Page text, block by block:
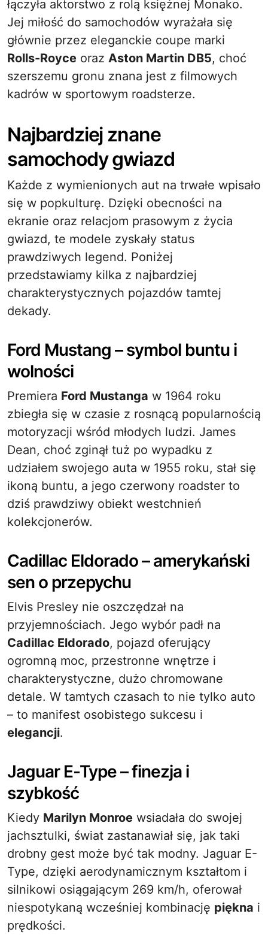
łączyła aktorstwo z rolą księżnej Monako.
Jej miłość do samochodów wyrażała się
głównie przez eleganckie coupe marki
Rolls-Royce oraz Aston Martin DB5, choć
szerszemu gronu znana jest z filmowych
kadrów w sportowym roadsterze.
Najbardziej znane
samochody gwiazd
Każde z wymienionych aut na trwałe wpisało
się w popkulturę. Dzięki obecności na
ekranie oraz relacjom prasowym z życia
gwiazd, te modele zyskały status
prawdziwych legend. Poniżej
przedstawiamy kilka z najbardziej
charakterystycznych pojazdów tamtej
dekady.
Ford Mustang – symbol buntu i
wolności
Premiera Ford Mustanga w 1964 roku
zbiegła się w czasie z rosnącą popularnością
motoryzacji wśród młodych ludzi. James
Dean, choć zginął tuż po wypadku z
udziałem swojego auta w 1955 roku, stał się
ikoną buntu, a jego czerwony roadster to
dziś prawdziwy obiekt westchnień
kolekcjonerów.
Cadillac Eldorado – amerykański
sen o przepychu
Elvis Presley nie oszczędzał na
przyjemnościach. Jego wybór padł na
Cadillac Eldorado, pojazd oferujący
ogromną moc, przestronne wnętrze i
charakterystyczne, dużo chromowane
detale. W tamtych czasach to nie tylko auto
– to manifest osobistego sukcesu i
elegancji.
Jaguar E-Type – finezja i
szybkość
Kiedy Marilyn Monroe wsiadała do swojej
jachsztulki, świat zastanawiał się, jak taki
drobny gest może być tak modny. Jaguar E-
Type, dzięki aerodynamicznym kształtom i
silnikowi osiągającym 269 km/h, oferował
niespotykaną wcześniej kombinację piękna i
prędkości.